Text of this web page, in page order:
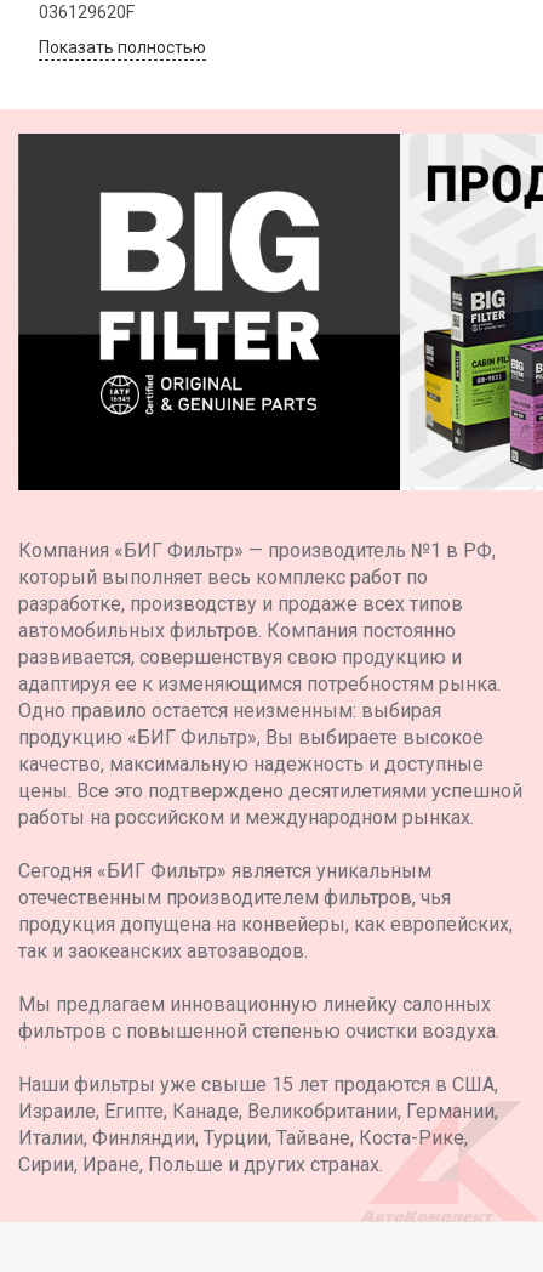
036129620F
Показать полностью
Компания «БИГ Фильтр» — производитель №1 в РФ,
который выполняет весь комплекс работ по
разработке, производству и продаже всех типов
автомобильных фильтров. Компания постоянно
развивается, совершенствуя свою продукцию и
адаптируя ее к изменяющимся потребностям рынка.
Одно правило остается неизменным: выбирая
продукцию «БИГ Фильтр», Вы выбираете высокое
качество, максимальную надежность и доступные
цены. Все это подтверждено десятилетиями успешной
работы на российском и международном рынках.
Сегодня «БИГ Фильтр» является уникальным
отечественным производителем фильтров, чья
продукция допущена на конвейеры, как европейских,
так и заокеанских автозаводов.
Мы предлагаем инновационную линейку салонных
фильтров с повышенной степенью очистки воздуха.
Наши фильтры уже свыше 15 лет продаются в США,
Израиле, Египте, Канаде, Великобритании, Германии,
Италии, Финляндии, Турции, Тайване, Коста-Рике,
Сирии, Иране, Польше и других странах.